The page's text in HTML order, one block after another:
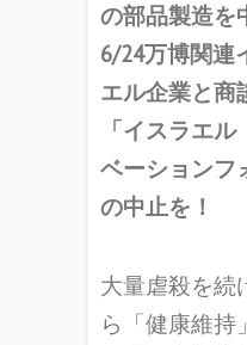
の部品製造を
6/24万博関連
エル企業と商
「イスラエ
ベーションフ
の中止を！
大量虐殺を続
ら「健康維持